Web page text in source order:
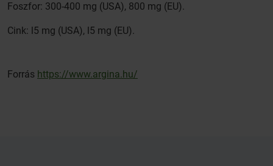
Foszfor: 300-400 mg (USA), 800 mg (EU).
Cink: l5 mg (USA), l5 mg (EU).
Forrás https://www.argina.hu/